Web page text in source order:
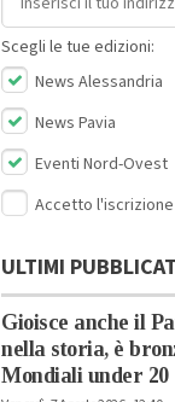
Scegli le tue edizioni:
News Alessandria
News Pavia
Eventi Nord-Ovest
Accetto l'iscrizione
ULTIMI
Gioisce anche il
nella storia, è
Mondiali under 20